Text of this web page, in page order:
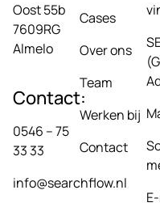
Oost 55b
7609RG
Almelo
Contact:
0546 – 75
33 33
info@searchflow.nl
Cases
Over ons
Team
Werken bij
Contact